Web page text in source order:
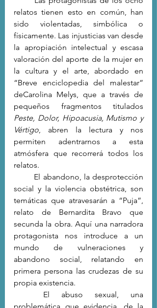
relatos tienen esto en común, han
sido violentadas, simbólica o
físicamente. Las injusticias van desde
la apropiación intelectual y escasa
valoración del aporte de la mujer en
la cultura y el arte, abordado en
“Breve enciclopedia del malestar”
deCarolina Melys, que a través de
Peste, Dolor, Hipoacusia, Mutismo y
Vértigo, abren la lectura y nos
permiten adentrarnos a esta
atmósfera que recorrerá todos los
relatos.
social y la violencia obstétrica, son
temáticas que atravesarán a “Puja”,
relato de Bernardita Bravo que
secunda la obra. Aquí una narradora
protagonista nos introduce a un
mundo de vulneraciones y
abandono social, relatando en
primera persona las crudezas de su
propia existencia.